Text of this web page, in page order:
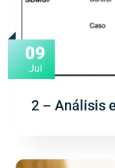
09
Jul
2 – Análisis